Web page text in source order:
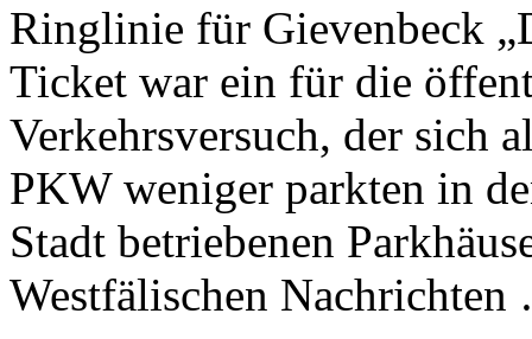
Ringlinie für Gievenbeck
Ticket war ein für die
Verkehrsversuch, der sich
PKW weniger parkten in
Stadt betriebenen
Westfälischen